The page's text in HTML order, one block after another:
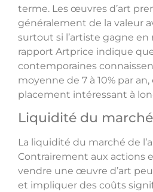
terme. Les œuvres d’art
généralement de la valeur
surtout si l’artiste gagne en
rapport Artprice indique
contemporaines
moyenne de 7 à 10% par
placement intéressant à
Liquidité du marché
La liquidité du marché de
Contrairement aux actions
vendre une œuvre d’art
et impliquer des coûts